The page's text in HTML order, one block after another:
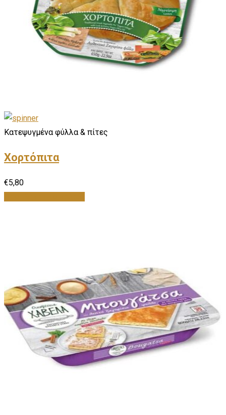
Κατεψυγμένα φύλλα & πίτες
Χορτόπιτα
€5,80